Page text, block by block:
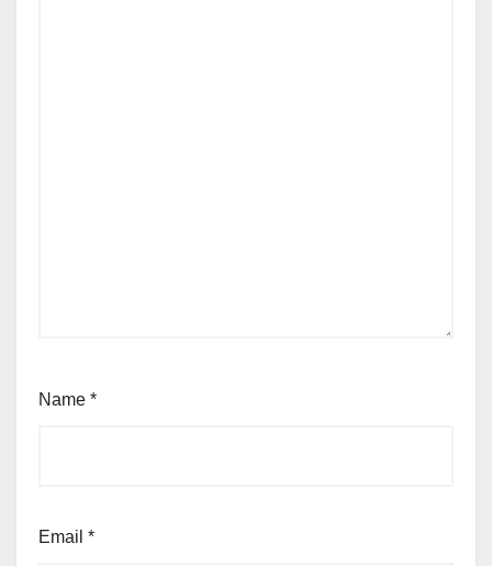
Name *
Email *